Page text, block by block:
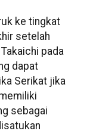
ke tingkat
setelah
pada
dapat
Serikat jika
sebagai